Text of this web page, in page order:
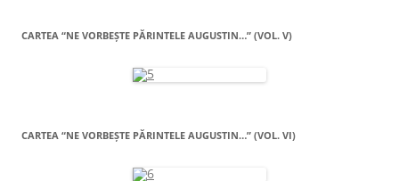
CARTEA “NE VORBEŞTE PĂRINTELE AUGUSTIN…” (VOL. V)
CARTEA “NE VORBEŞTE PĂRINTELE AUGUSTIN…” (VOL. VI)